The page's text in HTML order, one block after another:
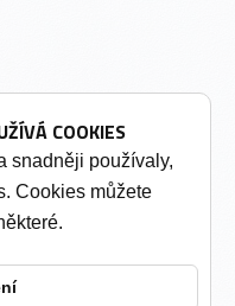
COOKIES
snadněji používaly,
Cookies můžete